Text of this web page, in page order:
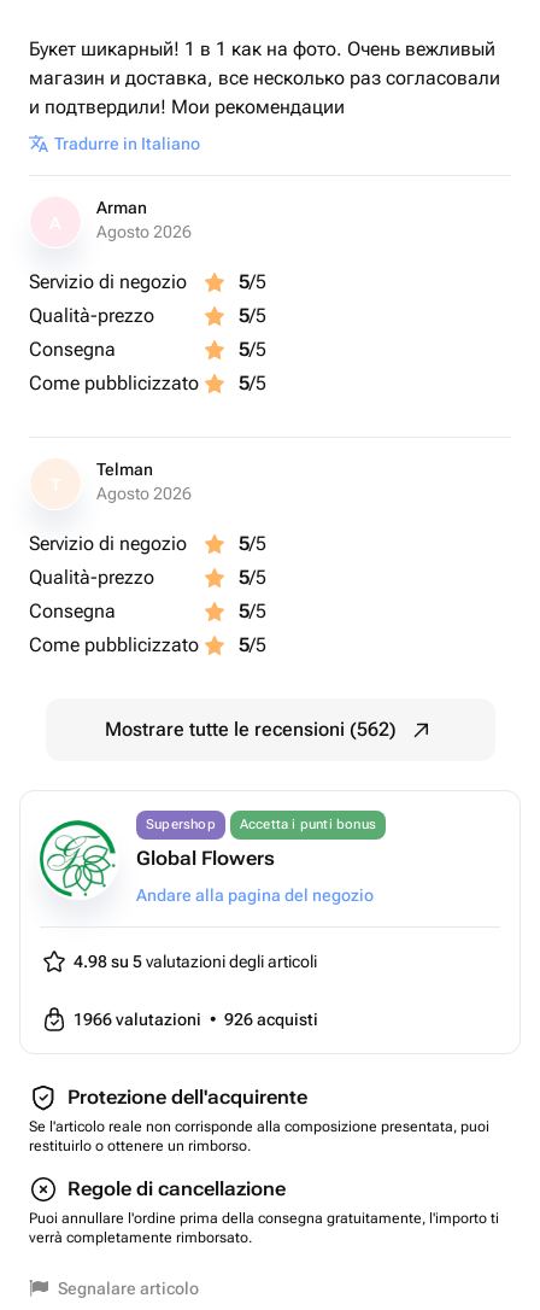
Букет шикарный! 1 в 1 как на фото. Очень вежливый
магазин и доставка, все несколько раз согласовали
и подтвердили! Мои рекомендации
Tradurre in Italiano
Arman
Agosto 2026
Servizio di negozio 5/5
Qualità-prezzo
5/5
Consegna
5/5
Come pubblicizzato
5/5
T
Telman
Agosto 2026
Servizio di negozio 5/5
Qualità-prezzo
5/5
Consegna
5/5
Come pubblicizzato
5/5
Mostrare tutte le recensioni (562)
Supershop Accetta i punti bonus
Global Flowers
Andare alla pagina del negozio
4.98 su 5valutazioni degli articoli
1966valutazioni • 926acquisti
Protezione dell'acquirente
Se l'articolo reale non corrisponde alla composizione presentata, puoi
restituirlo o ottenere un rimborso.
Regole di cancellazione
Puoi annullare l'ordine prima della consegna gratuitamente, l'importo ti
verrà completamente rimborsato.
Segnalare articolo